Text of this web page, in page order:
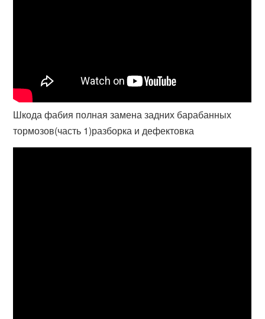
Шкода фабия полная замена задних барабанных
тормозов(часть 1)разборка и дефектовка